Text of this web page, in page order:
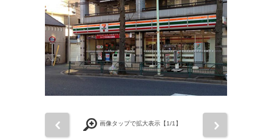
画像タップで拡大表示【1/1】